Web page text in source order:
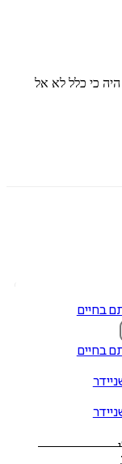
כי כלל לא אל
בחיים
בחיים